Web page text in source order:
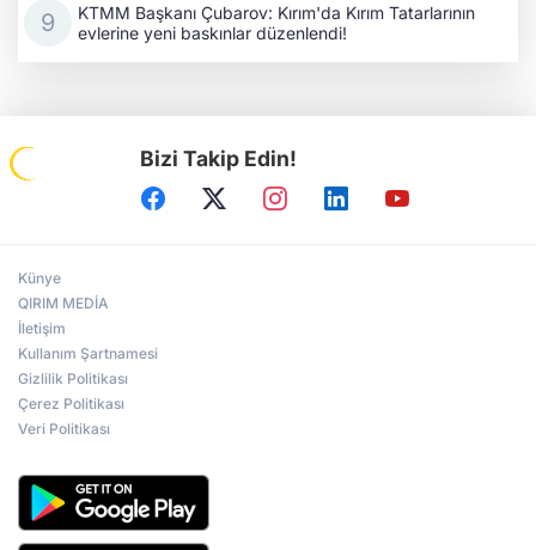
KTMM Başkanı Çubarov: Kırım'da Kırım Tatarlarının
evlerine yeni baskınlar düzenlendi!
Bizi Takip Edin!
Künye
QIRIM MEDİA
İletişim
Kullanım Şartnamesi
Gizlilik Politikası
Çerez Politikası
Veri Politikası